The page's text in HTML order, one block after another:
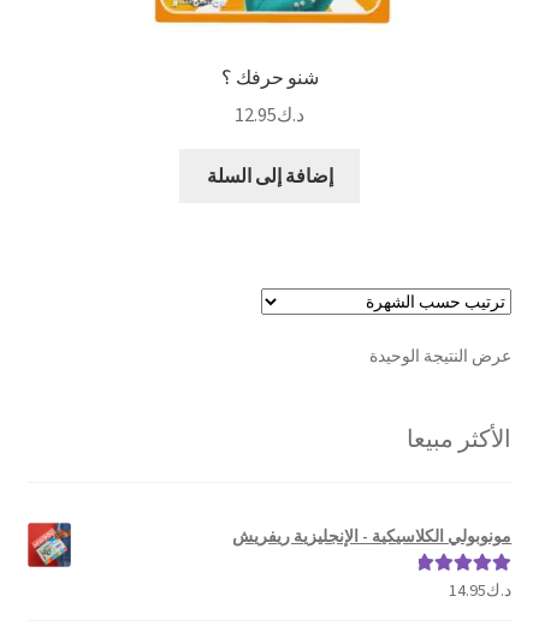
شنو حرفك ؟
د.ك12.95
إضافة إلى السلة
عرض النتيجة الوحيدة
الأكثر مبيعا
مونوبولي الكلاسيكية - الإنجليزية ريفريش
تم التقييم
د.ك14.95